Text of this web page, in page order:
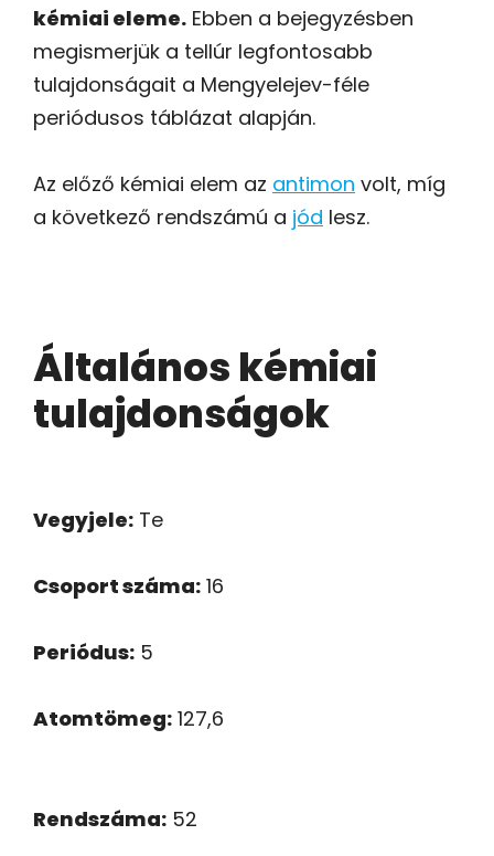
kémiai eleme. Ebben a bejegyzésben
megismerjük a tellúr legfontosabb
tulajdonságait a Mengyelejev-féle
periódusos táblázat alapján.
Az előző kémiai elem az antimon volt, míg
a következő rendszámú a jód lesz.
Általános kémiai
tulajdonságok
Vegyjele: Te
Csoport száma: 16
Periódus: 5
Atomtömeg: 127,6
Rendszáma: 52